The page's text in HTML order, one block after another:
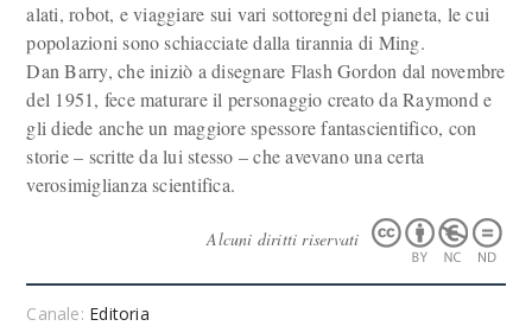
alati, robot, e viaggiare sui vari sottoregni del pianeta, le cui
popolazioni sono schiacciate dalla tirannia di Ming.
Dan Barry, che iniziò a disegnare Flash Gordon dal novembre
del 1951, fece maturare il personaggio creato da Raymond e
gli diede anche un maggiore spessore fantascientifico, con
storie – scritte da lui stesso – che avevano una certa
verosimiglianza scientifica.
Alcuni diritti riservati
Canale: Editoria